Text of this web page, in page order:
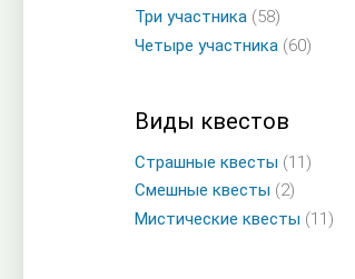
Три участника (58)
Четыре участника (60)
Виды квестов
Страшные квесты (11)
Смешные квесты (2)
Мистические квесты (11)